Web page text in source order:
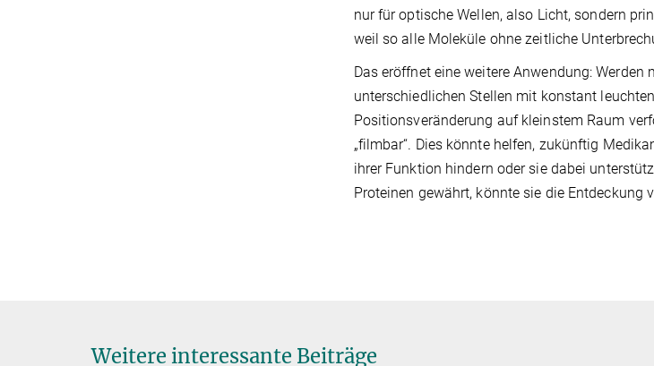
nur für optische Wellen, also Licht, sondern
weil so alle Moleküle ohne zeitliche
Das eröffnet eine weitere Anwendung:
unterschiedlichen Stellen mit konstant
Positionsveränderung auf kleinstem Raum
„filmbar“. Dies könnte helfen, zukünftig
ihrer Funktion hindern oder sie dabei
Proteinen gewährt, könnte sie die
Weitere interessante Beiträge